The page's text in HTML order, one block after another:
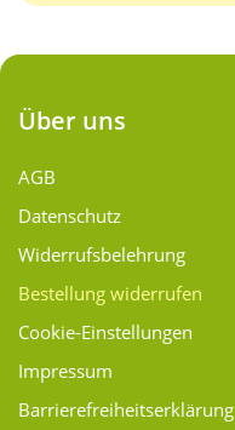
Über uns
AGB
Datenschutz
Widerrufsbelehrung
Bestellung widerrufen
Cookie-Einstellungen
Impressum
Barrierefreiheitserklärung